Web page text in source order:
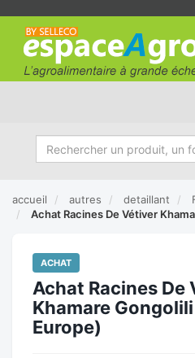
accueil autres detaillant
Achat Racines De Vétiver
ACHAT
Achat Racines De
Khamare
Europe)